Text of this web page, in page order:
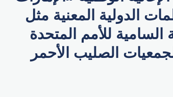
الدولية المعنية مثل
للأمم المتحدة
الصليب الأحمر